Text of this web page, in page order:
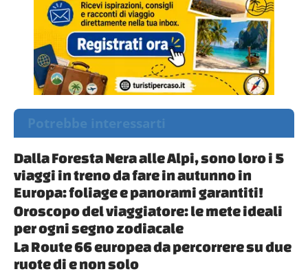
Potrebbe interessarti
Dalla Foresta Nera alle Alpi, sono loro i 5
viaggi in treno da fare in autunno in
Europa: foliage e panorami garantiti!
Oroscopo del viaggiatore: le mete ideali
per ogni segno zodiacale
La Route 66 europea da percorrere su due
ruote di e non solo